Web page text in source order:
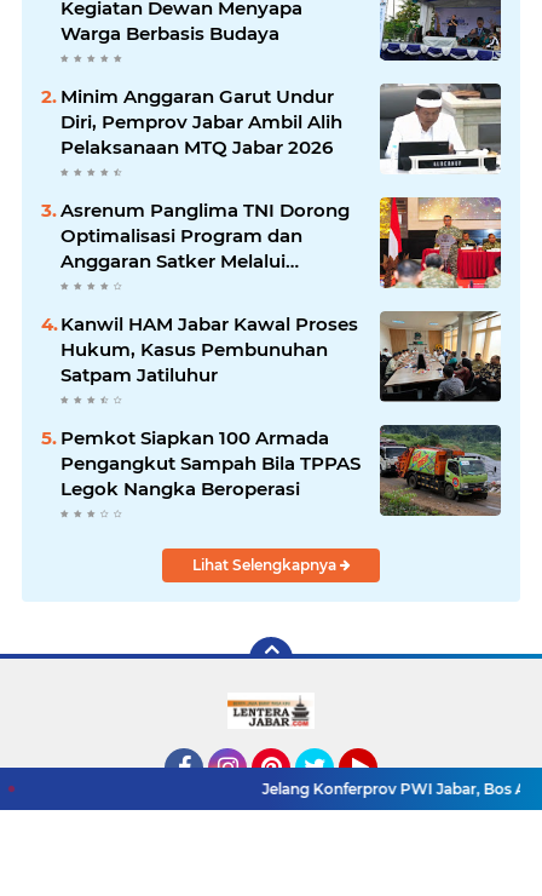
Kegiatan Dewan Menyapa
Warga Berbasis Budaya
Minim Anggaran Garut Undur
Diri, Pemprov Jabar Ambil Alih
Pelaksanaan MTQ Jabar 2026
Asrenum Panglima TNI Dorong
Optimalisasi Program dan
Anggaran Satker Melalui
Evaluasi Kinerja
Kanwil HAM Jabar Kawal Proses
Hukum, Kasus Pembunuhan
Satpam Jatiluhur
Pemkot Siapkan 100 Armada
Pengangkut Sampah Bila TPPAS
Legok Nangka Beroperasi
Lihat Selengkapnya
InstagramPinterest
TwitterYouTube
Jelang Konferprov PWI Jabar, Bos Ayo Media